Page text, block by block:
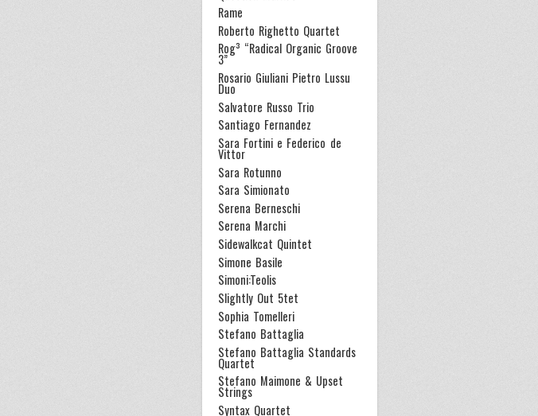
Rame
Roberto Righetto Quartet
Rog³ “Radical Organic Groove
3”
Rosario Giuliani Pietro Lussu
Duo
Salvatore Russo Trio
Santiago Fernandez
Sara Fortini e Federico de
Vittor
Sara Rotunno
Sara Simionato
Serena Berneschi
Serena Marchi
Sidewalkcat Quintet
Simone Basile
Simoni:Teolis
Slightly Out 5tet
Sophia Tomelleri
Stefano Battaglia
Stefano Battaglia Standards
Quartet
Stefano Maimone & Upset
Strings
Syntax Quartet